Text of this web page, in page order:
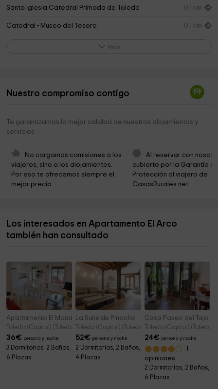
Santa Iglesia Catedral Primada de Toledo 0,1 km
Catedral - Museo del Tesoro 0,1 km
Seminario Conciliar Mayor San Ildefonso de Toledo
Alcázar de Toledo 0,4 km
Museo Sefardí
Synagogue of El Transito
Museo De Santa Cruz
Convento De Santo Domingo El Antiguo 0,5 km
Sinagoga de Santa María La Blanca
Más
Nuestro compromiso contigo
Te garantizamos la mejor calidad de nuestros alojamientos y
servicios
No cargamos comisiones a los
viajeros, sino a los alojamientos.
Por eso te ofrecemos siempre el
mejor precio.
Al reservar con
cubierto por la Garantía
Protección al viajero de
CasasRurales.net
Los interesados en Apartamento El Arco
también han consultado
Apartamento El Monasterio
Toledo (Capital) (Toledo)
36€ persona y noche
3 Dormitorios, 2 Baños,
6 Plazas
La Suite de Pinocho
Toledo (Capital) (Toledo)
52€ persona y noche
2 Dormitorios, 2 Baños,
4 Plazas
Casa Paseo del Tajo
Toledo (Capital) (Toledo)
24€ persona y noche
opiniones
2 Dormitorios, 2 Baños,
6 Plazas